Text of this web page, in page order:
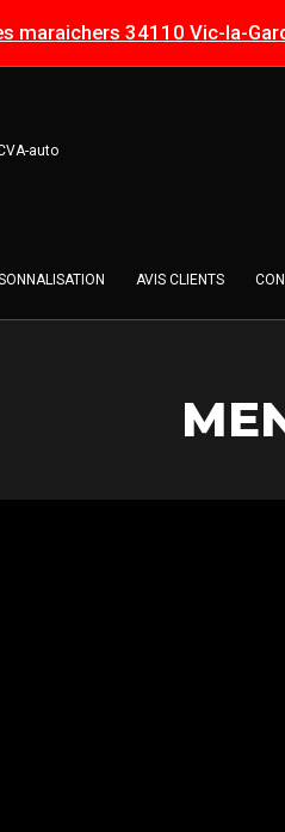
maraichers 34110 Vic-la-
AVIS CLIENTS